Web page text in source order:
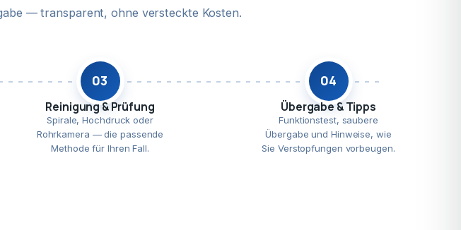
— transparent, ohne versteckte Kosten.
03
Reinigung & Prüfung
Spirale, Hochdruck oder
Rohrkamera — die passende
Methode für Ihren Fall.
04
Übergabe & Tipps
Funktionstest, saubere
Übergabe und Hinweise, wie
Sie Verstopfungen vorbeugen.